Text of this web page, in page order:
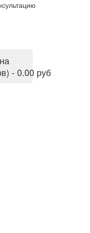
- 0.00 руб